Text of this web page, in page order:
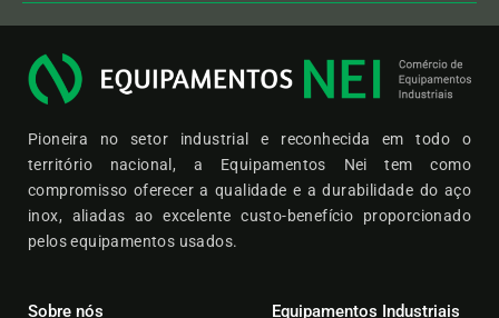
Pioneira no setor industrial e reconhecida em todo o
território nacional, a Equipamentos Nei tem como
compromisso oferecer a qualidade e a durabilidade do aço
inox, aliadas ao excelente custo-benefício proporcionado
pelos equipamentos usados.
Sobre nós Equipamentos Industriais